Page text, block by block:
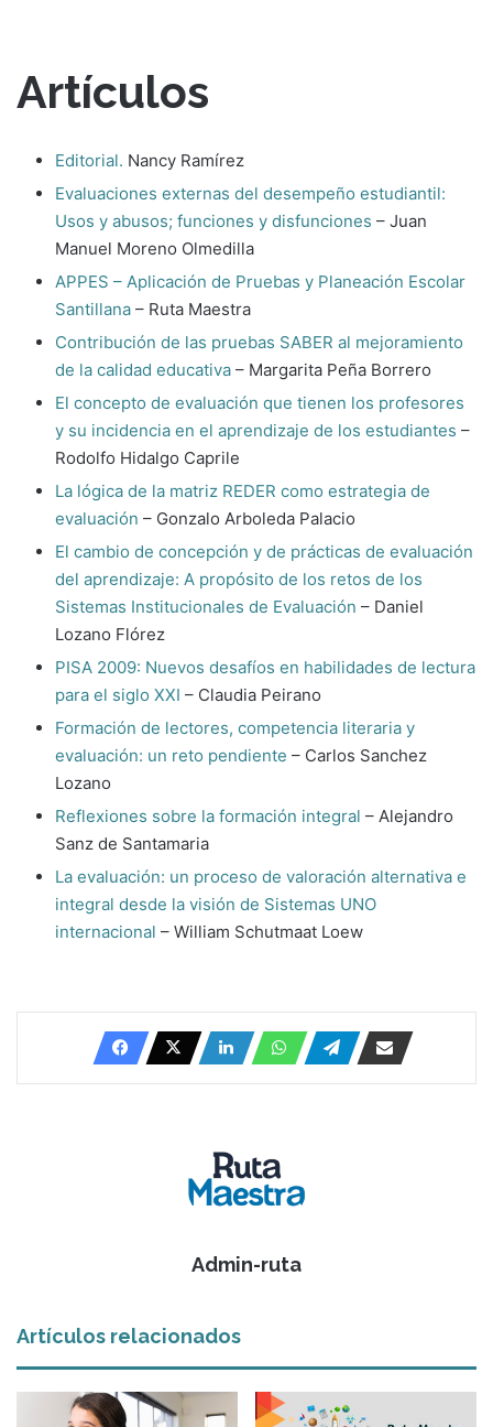
Artículos
Editorial. Nancy Ramírez
Evaluaciones externas del desempeño estudiantil:
Usos y abusos; funciones y disfunciones – Juan
Manuel Moreno Olmedilla
APPES – Aplicación de Pruebas y Planeación Escolar
Santillana – Ruta Maestra
Contribución de las pruebas SABER al mejoramiento
de la calidad educativa – Margarita Peña Borrero
El concepto de evaluación que tienen los profesores
y su incidencia en el aprendizaje de los estudiantes –
Rodolfo Hidalgo Caprile
La lógica de la matriz REDER como estrategia de
evaluación – Gonzalo Arboleda Palacio
El cambio de concepción y de prácticas de evaluación
del aprendizaje: A propósito de los retos de los
Sistemas Institucionales de Evaluación – Daniel
Lozano Flórez
PISA 2009: Nuevos desafíos en habilidades de lectura
para el siglo XXI – Claudia Peirano
Formación de lectores, competencia literaria y
evaluación: un reto pendiente – Carlos Sanchez
Lozano
Reflexiones sobre la formación integral – Alejandro
Sanz de Santamaria
La evaluación: un proceso de valoración alternativa e
integral desde la visión de Sistemas UNO
internacional – William Schutmaat Loew
Admin-ruta
Artículos relacionados